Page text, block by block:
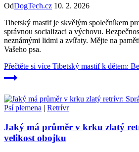
OdDogTech.cz 10. 2. 2026
Tibetský mastif je skvělým společníkem
správnou socializaci a výchovu.
neznámými lidmi a zvířaty. Mějte na
Vašeho psa.
Přečtěte si více Tibetský mastif k dětem:
Psí plemena | Retrívr
Jaký má průměr v krku zlatý
velikost obojku